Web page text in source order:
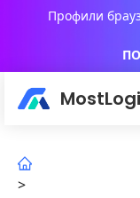
Профили
>